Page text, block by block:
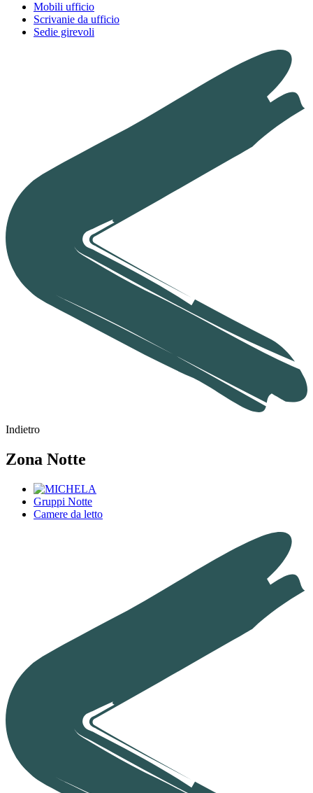
Mobili ufficio
Scrivanie da ufficio
Sedie girevoli
Indietro
Zona Notte
Gruppi Notte
Camere da letto